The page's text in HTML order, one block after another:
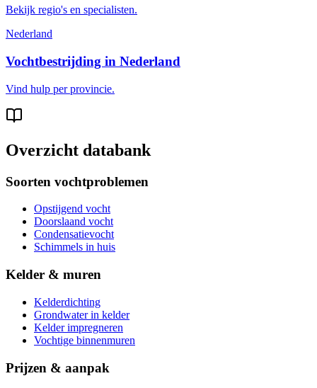
Bekijk regio's en specialisten.
Nederland
Vochtbestrijding in Nederland
Vind hulp per provincie.
Overzicht databank
Soorten vochtproblemen
Opstijgend vocht
Doorslaand vocht
Condensatievocht
Schimmels in huis
Kelder & muren
Kelderdichting
Grondwater in kelder
Kelder impregneren
Vochtige binnenmuren
Prijzen & aanpak